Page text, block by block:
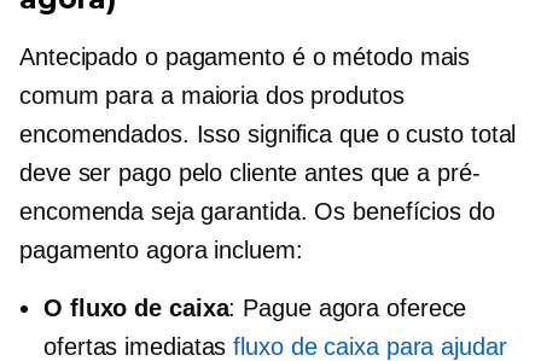
Antecipado o pagamento é o método mais
comum para a maioria dos produtos
encomendados. Isso significa que o custo total
deve ser pago pelo cliente antes que a pré-
encomenda seja garantida. Os benefícios do
pagamento agora incluem:
O fluxo de caixa: Pague agora oferece
ofertas imediatasfluxo de caixa para ajudar